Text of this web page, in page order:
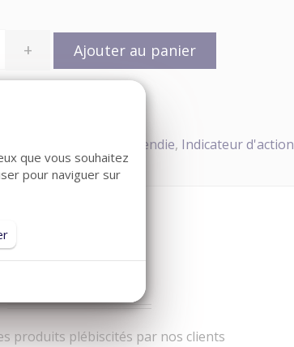
+ Ajouter au panier
Détecteurs Incendie, Indicateur d'action
produits plébiscités par nos clients
que vous souhaitez
pour naviguer sur